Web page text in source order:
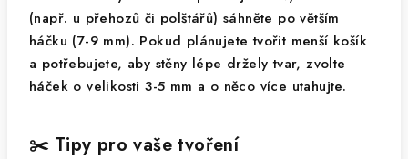
(např. u přehozů či polštářů) sáhněte po větším
háčku (7-9 mm). Pokud plánujete tvořit menší košík
a potřebujete, aby stěny lépe držely tvar, zvolte
háček o velikosti 3-5 mm a o něco více utahujte.
✂️ Tipy pro vaše tvoření